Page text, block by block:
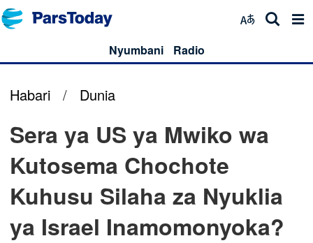
Nyumbani Radio
Habari / Dunia
Sera ya US ya Mwiko wa
Kutosema Chochote
Kuhusu Silaha za Nyuklia
ya Israel Inamomonyoka?